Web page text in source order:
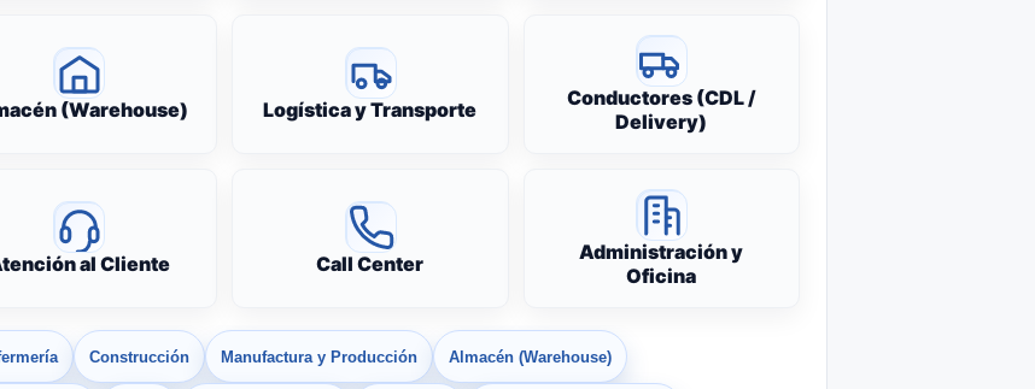
(Warehouse) Logística y Transporte
Conductores (CDL /
Delivery)
al Cliente Call Center
Administración y
Oficina
Construcción Manufactura y Producción Almacén (Warehouse)